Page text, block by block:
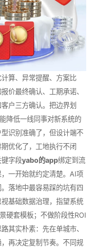
算、异常提醒、方案比
价最终确认、工期承诺、
户三方确认。把边界划
降低一线同事对新系统的
识别准确了，但设计端不
优化了，工地执行不闭
字段yabo的app绑定到流
一开始就约定清楚。AI项
落地中最容易踩的坑有四
基础数据治理，指望系统
硬套模板；不做阶段性ROI
其实朴素：先在单城市、
再决定复制节奏。不同规